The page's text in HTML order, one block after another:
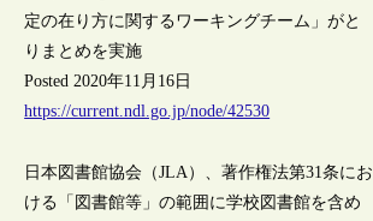
定の在り方に関するワーキングチーム」がと
りまとめを実施
Posted 2020年11月16日
https://current.ndl.go.jp/node/42530
日本図書館協会（JLA）、著作権法第31条にお
ける「図書館等」の範囲に学校図書館を含め